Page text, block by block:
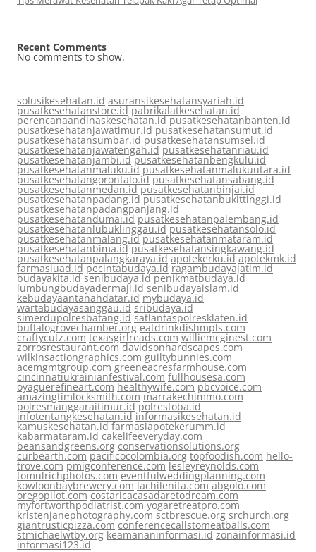
Recent Comments
No comments to show.
solusikesehatan.id asuransikesehatansyariah.id
pusatkesehatanstore.id pabrikalatkesehatan.id
perencanaandinaskesehatan.id pusatkesehatanbanten.id
pusatkesehatanjawatimur.id pusatkesehatansumut.id
pusatkesehatansumbar.id pusatkesehatansumsel.id
pusatkesehatanjawatengah.id pusatkesehatanriau.id
pusatkesehatanjambi.id pusatkesehatanbengkulu.id
pusatkesehatanmaluku.id pusatkesehatanmalukuutara.id
pusatkesehatangorontalo.id pusatkesehatansabang.id
pusatkesehatanmedan.id pusatkesehatanbinjai.id
pusatkesehatanpadang.id pusatkesehatanbukittinggi.id
pusatkesehatanpadangpanjang.id
pusatkesehatandumai.id pusatkesehatanpalembang.id
pusatkesehatanlubuklinggau.id pusatkesehatansolo.id
pusatkesehatanmalang.id pusatkesehatanmataram.id
pusatkesehatanbima.id pusatkesehatansingkawang.id
pusatkesehatanpalangkaraya.id apotekerku.id apotekmk.id
farmasiuad.id pecintabudaya.id ragambudayajatim.id
budayakita.id senibudaya.id penikmatbudaya.id
lumbungbudayadermaji.id senibudayaislam.id
kebudayaantanahdatar.id mybudaya.id
wartabudayasanggau.id sribudaya.id
simerdupolresbatang.id satlantaspolresklaten.id
buffalogrovechamber.org eatdrinkdishmpls.com
craftycutz.com texasgirlreads.com williemcginest.com
zorrosrestaurant.com davidsonhardscapes.com
wilkinsactiongraphics.com guiltybunnies.com
acemgmtgroup.com greeneacresfarmhouse.com
cincinnatiukrainianfestival.com fullhousesa.com
oyaguerefineart.com healthywife.com pbcvoice.com
amazingtimlocksmith.com marrakechimmo.com
polresmanggaraitimur.id polrestoba.id
infotentangkesehatan.id informasikesehatan.id
kamuskesehatan.id farmasiapotekerumm.id
kabarmataram.id cakelifeeveryday.com
beansandgreens.org conservationsolutions.org
curbearth.com pacificocolombia.org topfoodish.com hello-
trove.com pmigconference.com lesleyreynolds.com
tomulrichphotos.com eventfulweddingplanning.com
kowloonbaybrewery.com lachilenita.com abgolo.com
oregopilot.com costaricacasadaretodream.com
myfortworthpodiatrist.com yogaretreatpro.com
kristenjanephotography.com sctbrescue.org srchurch.org
giantrusticpizza.com conferencecallstomeatballs.com
stmichaelwtby.org keamananinformasi.id zonainformasi.id
informasi123.id